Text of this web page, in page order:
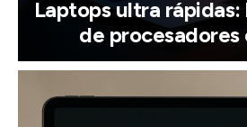
Laptops ultra
de procesadores